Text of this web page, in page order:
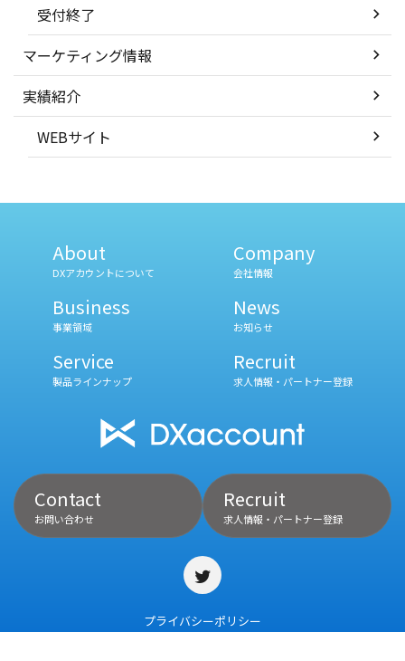
受付終了
マーケティング情報
実績紹介
WEBサイト
About
DXアカウントについて
Business
事業領域
Service
製品ラインナップ
Company
会社情報
News
お知らせ
Recruit
求人情報・パートナー登録
Contact
お問い合わせ
Recruit
求人情報・パートナー登録
プライバシーポリシー